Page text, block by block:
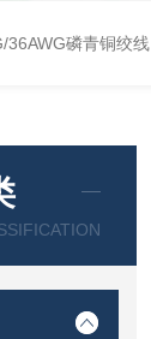
36AWG磷青铜绞线